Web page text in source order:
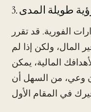
طويلة المدى
الفورية. قد تقرر
المال، ولكن إذا لم
المالية، يمكن
وعي، من السهل أن